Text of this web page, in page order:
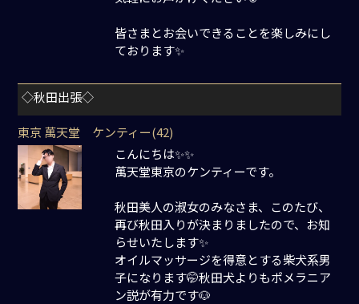
皆さまとお会いできることを楽しみにし
ております✨
◇秋田出張◇
東京 萬天堂 ケンティー(42)
こんにちは✨✨
萬天堂東京のケンティーです。
秋田美人の淑女のみなさま、このたび、
再び秋田入りが決まりましたので、お知
らせいたします✨
オイルマッサージを得意とする柴犬系男
子になります🤭秋田犬よりもポメラニア
ン説が有力です🐶